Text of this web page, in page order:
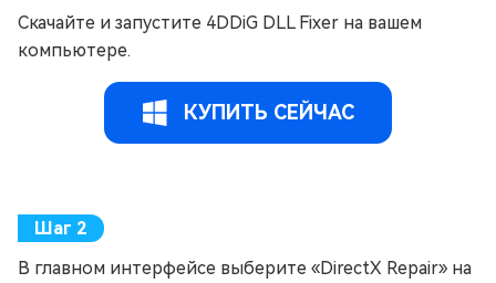
Скачайте и запустите 4DDiG DLL Fixer на вашем
компьютере.
КУПИТЬ СЕЙЧАС
В главном интерфейсе выберите «DirectX Repair» на